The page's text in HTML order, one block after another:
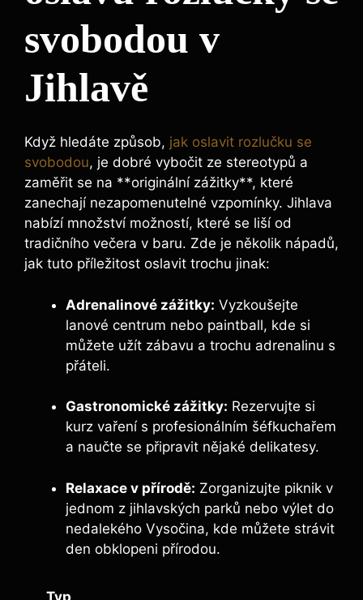
svobodou v
Jihlavě
Když hledáte způsob, jak oslavit rozlučku se
svobodou, je dobré vybočit ze stereotypů a
zaměřit se na **originální zážitky**, které
zanechají nezapomenutelné vzpomínky. Jihlava
nabízí množství možností, které se liší od
tradičního večera v baru. Zde je několik nápadů,
jak tuto příležitost oslavit trochu jinak:
Adrenalinové zážitky: Vyzkoušejte
lanové centrum nebo paintball, kde si
můžete užít zábavu a trochu adrenalinu s
přáteli.
Gastronomické zážitky: Rezervujte si
kurz vaření s profesionálním šéfkuchařem
a naučte se připravit nějaké delikatesy.
Relaxace v přírodě: Zorganizujte piknik v
jednom z jihlavských parků nebo výlet do
nedalekého Vysočina, kde můžete strávit
den obklopeni přírodou.